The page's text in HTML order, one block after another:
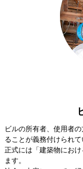
ビルの所有者、使用者
ることが義務付けられて
正式には「建築物にお
ます。